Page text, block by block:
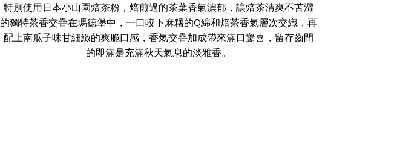
特別使用日本小山園焙茶粉，焙煎過的茶葉香氣濃郁，讓焙茶清爽不苦澀
的獨特茶香交疊在瑪德堡中，一口咬下麻糬的Q綿和焙茶香氣層次交織，再
配上南瓜子味甘細緻的爽脆口感，香氣交疊加成帶來滿口驚喜，留存齒間
的即滿是充滿秋天氣息的淡雅香。